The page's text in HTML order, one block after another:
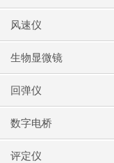
风速仪
生物显微镜
回弹仪
数字电桥
评定仪